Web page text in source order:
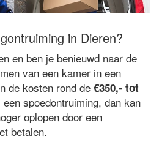
in Dieren?
en ben je benieuwd naar de
van een kamer in een
de kosten rond de €350,- tot
spoedontruiming, dan kan
oplopen door een
betalen.